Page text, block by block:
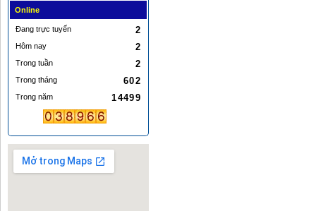
Online
Đang trực tuyến 2
Hôm nay 2
Trong tuần 2
Trong tháng 602
Trong năm 14499